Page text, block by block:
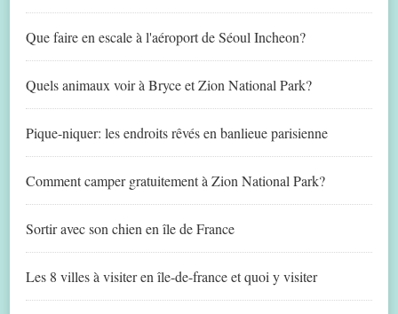
Que faire en escale à l'aéroport de Séoul Incheon?
Quels animaux voir à Bryce et Zion National Park?
Pique-niquer: les endroits rêvés en banlieue parisienne
Comment camper gratuitement à Zion National Park?
Sortir avec son chien en île de France
Les 8 villes à visiter en île-de-france et quoi y visiter